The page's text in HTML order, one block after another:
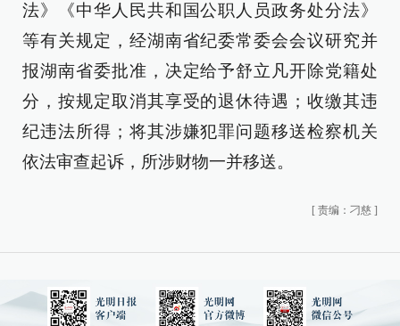
法》《中华人民共和国公职人员政务处分法》
等有关规定，经湖南省纪委常委会会议研究并
报湖南省委批准，决定给予舒立凡开除党籍处
分，按规定取消其享受的退休待遇；收缴其违
纪违法所得；将其涉嫌犯罪问题移送检察机关
依法审查起诉，所涉财物一并移送。
[ 责编：刁慈 ]